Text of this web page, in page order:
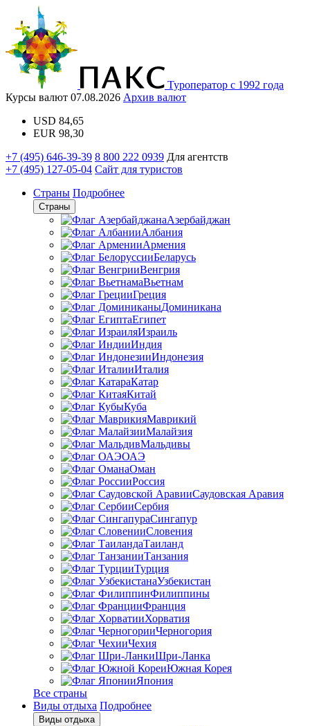
Туроператор с 1992 года
Курсы валют 07.08.2026 Архив валют
USD 84,65
EUR 98,30
+7 (495) 646-39-39 8 800 222 0939 Для агентств
+7 (495) 127-05-04 Сайт для туристов
Страны Подробнее
Страны
Азербайджан
Албания
Армения
Беларусь
Венгрия
Вьетнам
Греция
Доминикана
Египет
Израиль
Индия
Индонезия
Италия
Катар
Китай
Куба
Маврикий
Малайзия
Мальдивы
ОАЭ
Оман
Россия
Саудовская Аравия
Сербия
Сингапур
Словения
Таиланд
Танзания
Турция
Узбекистан
Филиппины
Франция
Хорватия
Черногория
Чехия
Шри-Ланка
Южная Корея
Япония
Все страны
Виды отдыха Подробнее
Виды отдыха